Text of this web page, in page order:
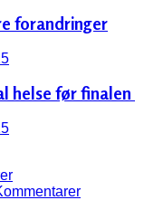
forandringer
helse før finalen